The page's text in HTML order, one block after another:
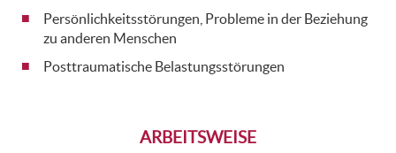
Persönlichkeitsstörungen, Probleme in der Beziehung
zu anderen Menschen
Posttraumatische Belastungsstörungen
ARBEITSWEISE